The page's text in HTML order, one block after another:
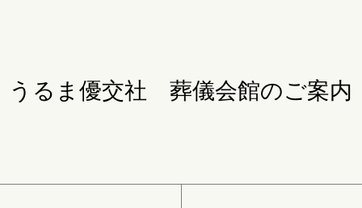
うるま優交社 葬儀会館のご案内